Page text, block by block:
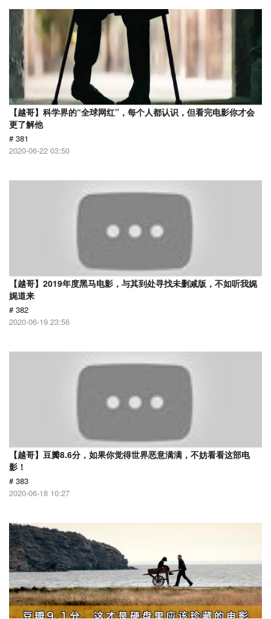
【越哥】科学界的“全球网红”，每个人都认识，但看完电影你才会
更了解他
# 381
2020-06-22 03:50
【越哥】2019年度黑马电影，与其到处寻找未删减版，不如听我娓
娓道来
# 382
2020-06-19 23:56
【越哥】豆瓣8.6分，如果你觉得世界恶意满满，不妨看看这部电
影！
# 383
2020-06-18 10:27